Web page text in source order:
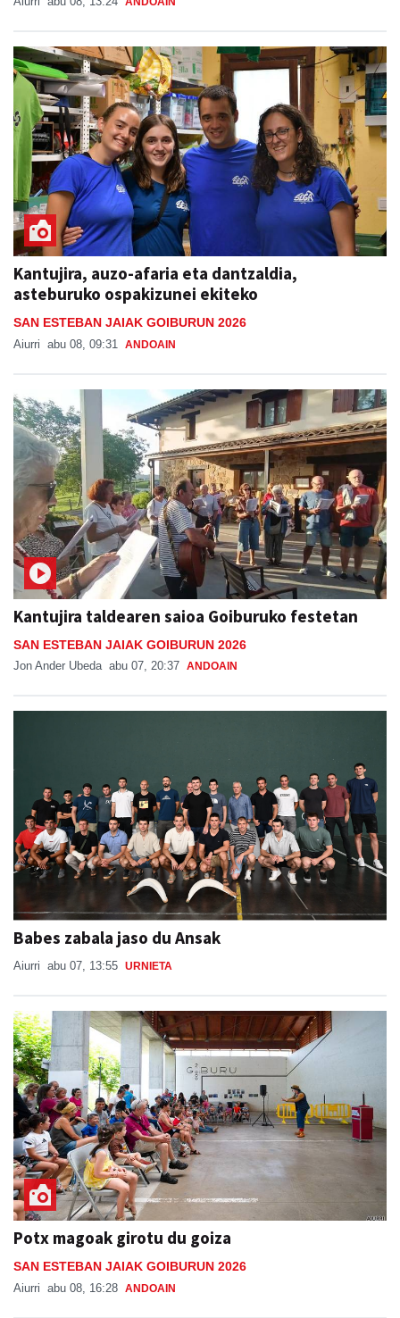
Kantujira, auzo-afaria eta dantzaldia,
asteburuko ospakizunei ekiteko
SAN ESTEBAN JAIAK GOIBURUN 2026
Aiurri abu 08, 09:31 ANDOAIN
Kantujira taldearen saioa Goiburuko festetan
SAN ESTEBAN JAIAK GOIBURUN 2026
Jon Ander Ubeda abu 07, 20:37 ANDOAIN
Babes zabala jaso du Ansak
Aiurri abu 07, 13:55 URNIETA
Potx magoak girotu du goiza
SAN ESTEBAN JAIAK GOIBURUN 2026
Aiurri abu 08, 16:28 ANDOAIN